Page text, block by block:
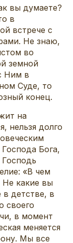
вы думаете?
в
встрече с
Не знаю,
во
земной
Ним в
Суде, то
конец.
на
нельзя долго
Бога,
«В чем
Не какие вы
в детстве, в
своего
в момент
меняется
Мы все